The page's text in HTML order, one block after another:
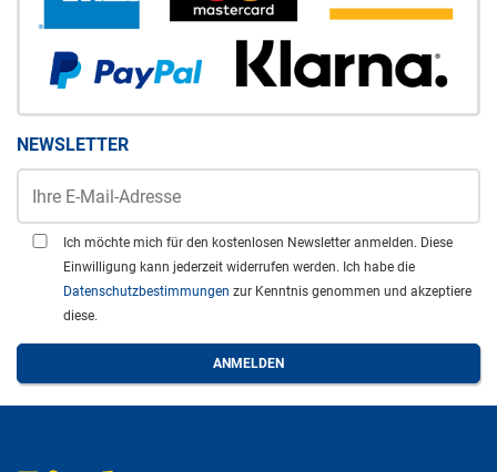
NEWSLETTER
Ich möchte mich für den kostenlosen Newsletter anmelden. Diese
Einwilligung kann jederzeit widerrufen werden. Ich habe die
Datenschutzbestimmungen zur Kenntnis genommen und akzeptiere
diese.